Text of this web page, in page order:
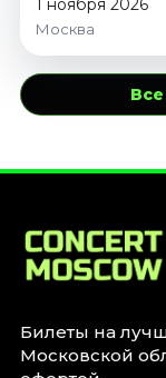
1 ноября 2026
Москва
Билеты на
Московской